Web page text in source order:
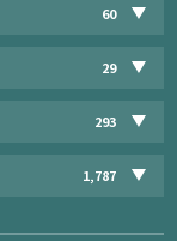
60
29
293
1,787